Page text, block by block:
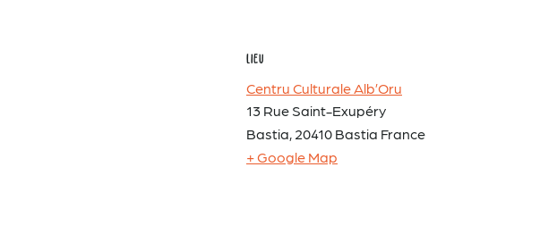
LIEU
Centru Culturale Alb’Oru
13 Rue Saint-Exupéry
Bastia 20410 Bastia France
+ Google Map